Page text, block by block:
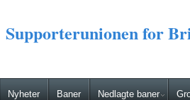
Supporterunionen for
Nyheter Baner Nedlagte baner